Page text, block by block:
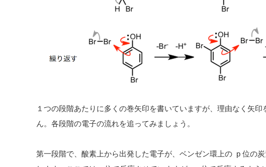
１つの段階あたりに多くの巻矢印を書いていますが、理由なく矢
ん。各段階の電子の流れを追ってみましょう。
第一段階で、酸素上から出発した電子が、ベンゼン環上の p 位の